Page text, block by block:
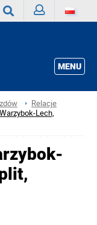
MENU
Relacje
Lech,